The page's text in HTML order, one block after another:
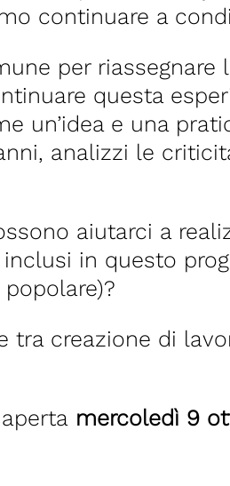
continuare a
per riassegnare
questa
un’idea e una
analizzi le
aiutarci a
in questo
tra creazione di
mercoledì 9